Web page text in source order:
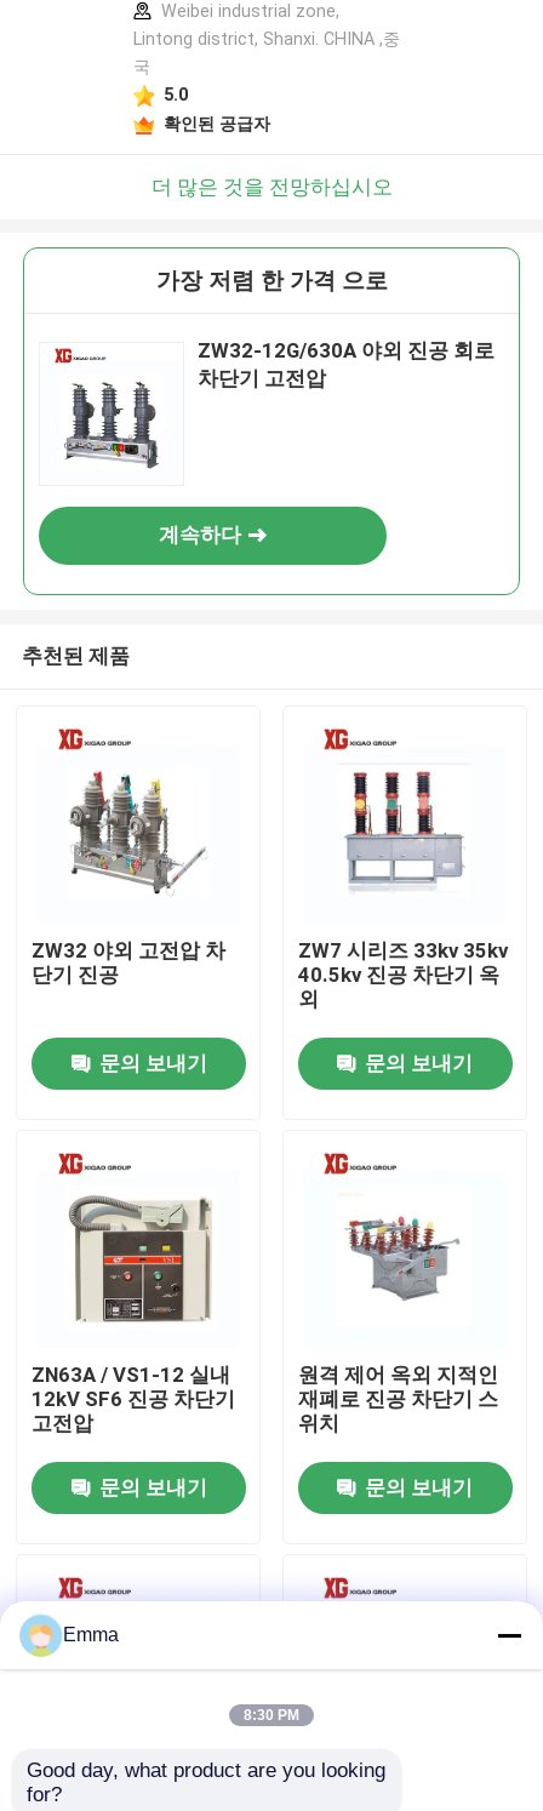
우리에 대하여
품질 관리
연락주세요
공기 짐 틈 스위치
전원 분배 개폐기
Weibei industrial zone,
Lintong district, Shanxi. CHINA ,중
국
5.0
확인된 공급자
더 많은 것을 전망하십시오
가장 저렴 한 가격 으로
ZW32-12G/630A 야외 진공 회로
차단기 고전압
계속하다
추천된 제품
ZW32 야외 고전압 차
단기 진공
문의 보내기
ZW7 시리즈 33kv 35kv
40.5kv 진공 차단기 옥
외
문의 보내기
ZN63A / VS1-12 실내
12kV SF6 진공 차단기
고전압
문의 보내기
원격 제어 옥외 지적인
재폐로 진공 차단기 스
위치
문의 보내기
고립을 가진 ZW32 고
Emma
8:30 PM
Good day, what product are you looking
for?